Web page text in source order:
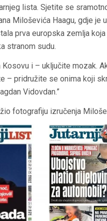
lista. Sjetite se
Miloševića Haagu, gdje je
prva europska zemlja
stranom sudu.
i – uključite mozak.
– pridružite se onima koji
Vidovdan.”
fotografiju izručenja